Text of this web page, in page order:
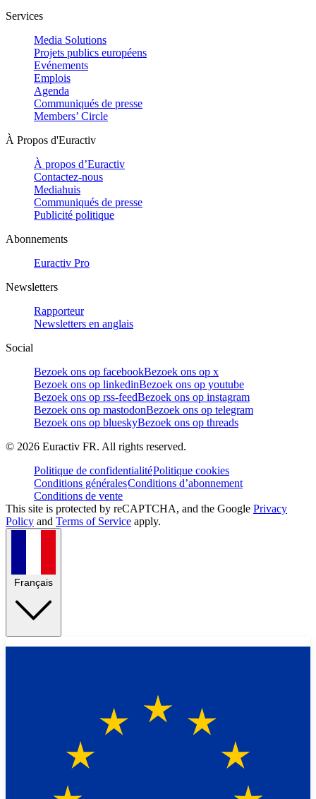
Services
Media Solutions
Projets publics européens
Evénements
Emplois
Agenda
Communiqués de presse
Members’ Circle
À Propos d'Euractiv
À propos d’Euractiv
Contactez-nous
Mediahuis
Communiqués de presse
Publicité politique
Abonnements
Euractiv Pro
Newsletters
Rapporteur
Newsletters en anglais
Social
Bezoek ons op facebookBezoek ons op x
Bezoek ons op linkedinBezoek ons op youtube
Bezoek ons op rss-feedBezoek ons op instagram
Bezoek ons op mastodonBezoek ons op telegram
Bezoek ons op blueskyBezoek ons op threads
© 2026 Euractiv FR. All rights reserved.
Politique de confidentialitéPolitique cookies
Conditions généralesConditions d’abonnement
Conditions de vente
This site is protected by reCAPTCHA, and the Google Privacy
Policy and Terms of Service apply.
Français